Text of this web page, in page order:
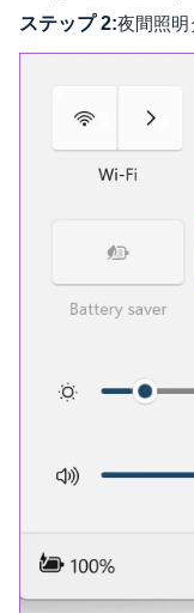
ステップ 2:夜間照明